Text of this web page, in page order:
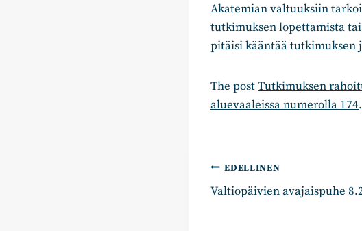
Akatemian valtuuksiin
tutkimuksen lopettamista
pitäisi kääntää
The postTutkimuksen
aluevaaleissa numerolla 174.
Artikkelien
selaus
EDELLINEN
Valtiopäivien avajaispuhe